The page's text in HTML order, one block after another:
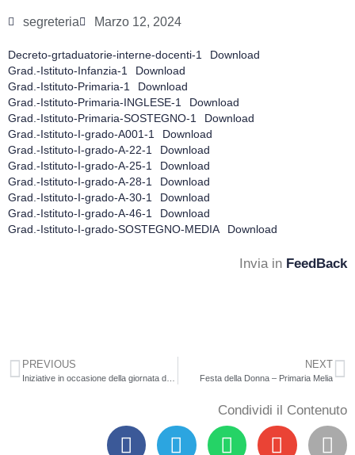
segreteria Marzo 12, 2024
Decreto-grtaduatorie-interne-docenti-1
Download
Grad.-Istituto-Infanzia-1
Download
Grad.-Istituto-Primaria-1
Download
Grad.-Istituto-Primaria-INGLESE-1
Download
Grad.-Istituto-Primaria-SOSTEGNO-1
Download
Grad.-Istituto-I-grado-A001-1
Download
Grad.-Istituto-I-grado-A-22-1
Download
Grad.-Istituto-I-grado-A-25-1
Download
Grad.-Istituto-I-grado-A-28-1
Download
Grad.-Istituto-I-grado-A-30-1
Download
Grad.-Istituto-I-grado-A-46-1
Download
Grad.-Istituto-I-grado-SOSTEGNO-MEDIA
Download
Invia in FeedBack
PREVIOUS NEXT
Festa della Donna – Primaria Melia
Condividi il Contenuto